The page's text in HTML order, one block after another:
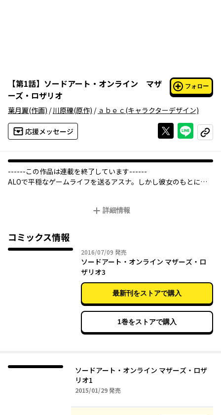
【第1話】 ソードアート・オンライン マザ
ーズ・ロザリオ
フォロー
葉月翼(作画) /川原礫(原作) / ａｂｅｃ (キャラクターデザイン)
応援メッセージ Xで投稿する
ライン
コピー
------この作品は連載を終了しています------
ALOで平穏なゲームライフを送るアスナ。しかし彼女のもとに、
作『SAO』シリーズ屈指の感動のエピソード、ついにコミック
詳細情報
コミックス情報
2016/07/09 2016年07月09日
発売
ソードアート・オンライン マザーズ・ロ
ザリオ3
最新刊をストアで購入
1巻をストアで購入
ソードアート・オンライン マザーズ・ロザ
リオ1
2015/01/292015年01月29日
発売